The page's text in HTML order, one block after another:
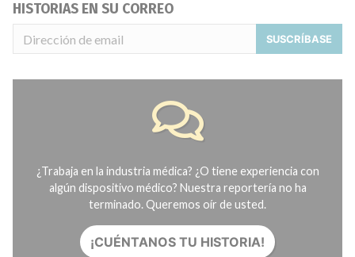
HISTORIAS EN SU CORREO
SUSCRÍBASE
¿Trabaja en la industria médica? ¿O tiene experiencia con
algún dispositivo médico? Nuestra reportería no ha
terminado. Queremos oír de usted.
¡CUÉNTANOS TU HISTORIA!